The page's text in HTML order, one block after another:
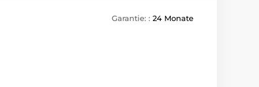
Garantie: : 24 Monate